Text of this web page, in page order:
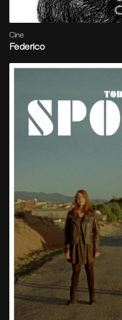
Cine
Federico